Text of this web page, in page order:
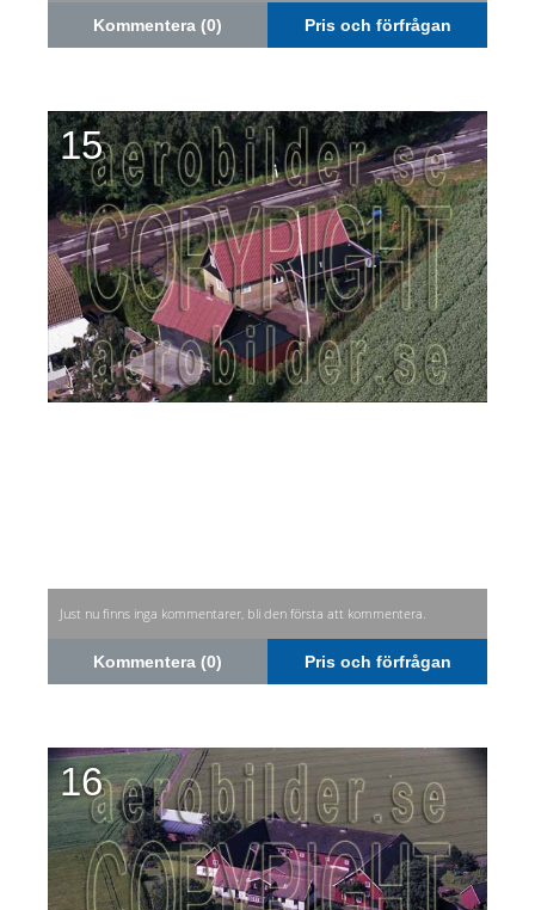
Kommentera (0) Pris och förfrågan
15
Just nu finns inga kommentarer, bli den första att kommentera.
Kommentera (0) Pris och förfrågan
16